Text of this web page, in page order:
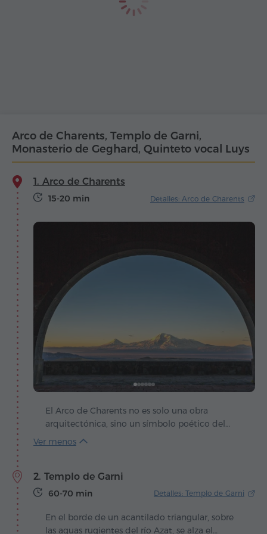
Arco de Charents, Templo de Garni,
Monasterio de Geghard, Quinteto vocal Luys
1. Arco de Charents
15-20 min Detalles: Arco de Charents
El Arco de Charents no es solo una obra
arquitectónica, sino un símbolo poético del
amor por Armenia y su emblema sagrado – el
detuvo en este lugar y quedó impresionado por
la vista del Masis nevado. De esa inspiración
dedicado al Ararat – un arco desde el cual la
majestuosa montaña se contempla como
2. Templo de Garni
60-70 min Detalles: Templo de Garni
En el borde de un acantilado triangular, sobre
las aguas rugientes del río Azat, se alza el